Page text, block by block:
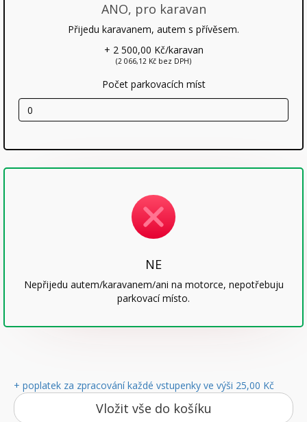
ANO, pro karavan
Přijedu karavanem, autem s přívěsem.
+ 2 500,00 Kč/karavan
(2 066,12 Kč bez DPH)
Počet parkovacích míst
NE
Nepřijedu autem/karavanem/ani na motorce, nepotřebuju
parkovací místo.
+ poplatek za zpracování každé vstupenky ve výši 25,00 Kč
Vložit vše do košíku